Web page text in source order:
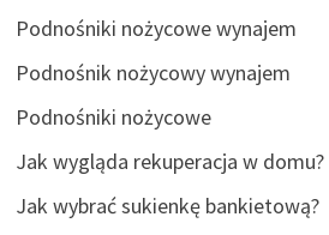
Podnośniki nożycowe wynajem
Podnośnik nożycowy wynajem
Podnośniki nożycowe
Jak wygląda rekuperacja w domu?
Jak wybrać sukienkę bankietową?